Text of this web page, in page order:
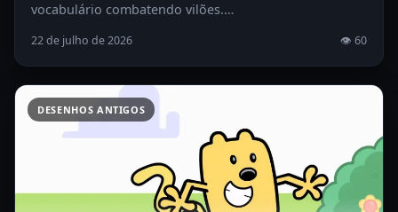
vocabulário combatendo vilões.…
22 de julho de 2026 👁 60
DESENHOS ANTIGOS